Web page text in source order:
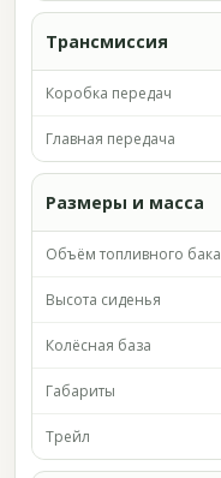
Трансмиссия
Коробка передач
Главная передача
Размеры и масса
Объём топливного бака
Высота сиденья
Колёсная база
Габариты
Трейл